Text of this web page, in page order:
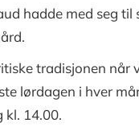
hadde med seg
tradisjonen når
lørdagen i hver
kl. 14.00.